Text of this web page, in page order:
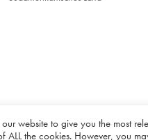
website to give you the most
ALL the cookies. However, you